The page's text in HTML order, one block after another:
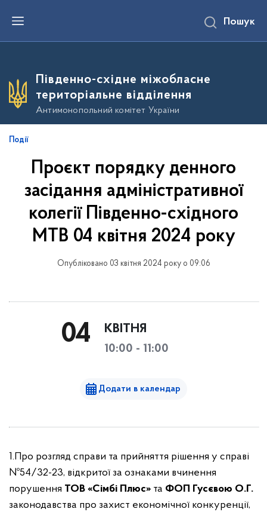
е
о
о
в
Пошук
Південно-східне міжобласне
територіальне відділення
Антимонопольний комітет України
Події
Проєкт порядку денного
засідання адміністративної
колегії Південно-східного
МТВ 04 квітня 2024 року
Опубліковано 03 квітня 2024 року о 09:06
04 КВІТНЯ
10:00 - 11:00
Додати в календар
1.Про розгляд справи та прийняття рішення у справі
№54/32-23, відкритої за ознаками вчинення
порушення ТОВ «Сімбі Плюс» та ФОП Гусєвою О.Г.
законодавства про захист економічної конкуренції,